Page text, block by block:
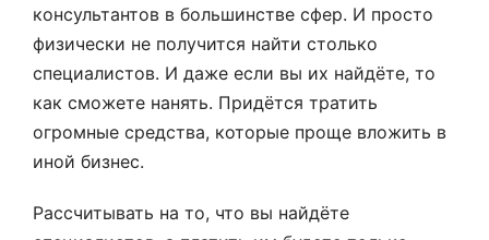
консультантов в большинстве сфер. И просто
физически не получится найти столько
специалистов. И даже если вы их найдёте, то
как сможете нанять. Придётся тратить
огромные средства, которые проще вложить в
иной бизнес.
Рассчитывать на то, что вы найдёте